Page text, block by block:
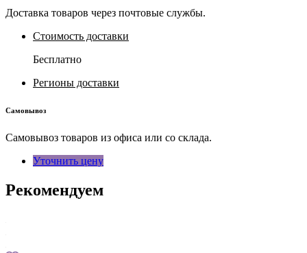
Доставка товаров через почтовые службы.
Стоимость доставки
Бесплатно
Регионы доставки
Самовывоз
Самовывоз товаров из офиса или со склада.
Уточнить цену
Рекомендуем